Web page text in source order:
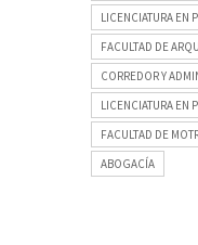
LICENCIATURA EN
FACULTAD DE
CORREDOR Y
LICENCIATURA EN
FACULTAD DE
ABOGACÍA